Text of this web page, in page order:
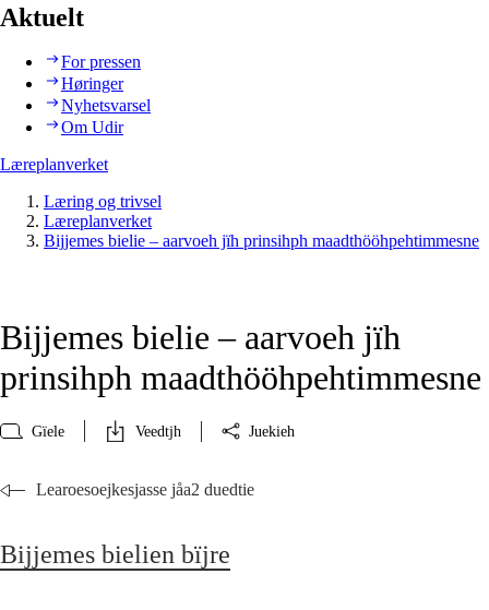
Aktuelt
For pressen
Høringer
Nyhetsvarsel
Om Udir
Læreplanverket
Læring og trivsel
Læreplanverket
Bijjemes bielie – aarvoeh jïh prinsihph maadthööhpehtimmesne
Bijjemes bielie – aarvoeh jïh
prinsihph maadthööhpehtimmesne
Gïele Veedtjh Juekieh
Learoesoejkesjasse jåa2 duedtie
Bijjemes bielien bïjre